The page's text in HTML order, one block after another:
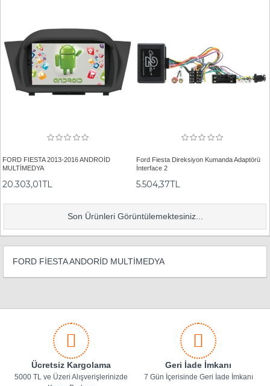
FORD FİESTA ANDORİD MULTİMEDYA
FORD FIESTA 2013-2016 ANDROİD
MULTİMEDYA
20.303,01TL
Ford Fiesta Direksiyon Kumanda Adaptörü
İnterface 2
5.504,37TL
Son Ürünleri Görüntülemektesiniz...
Ücretsiz Kargolama
5000 TL ve Üzeri Alışverişlerinizde
Geri İade İmkanı
7 Gün İçerisinde Geri İade İmkanı